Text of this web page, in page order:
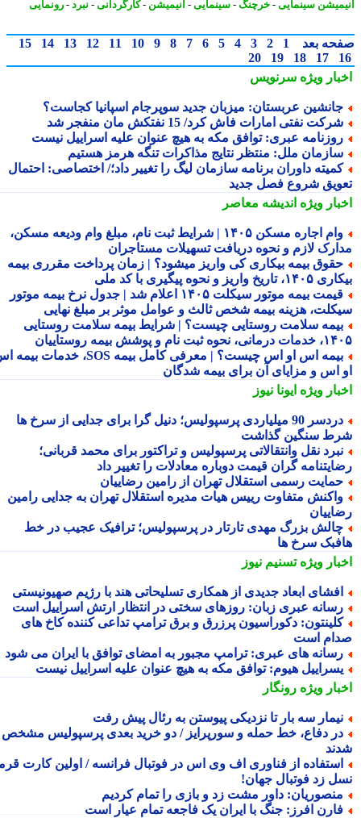
سینمایی-خرچنگ -سینمایی-انیمیشن-کارگردانی- نبرد -رونمایی
بعد 1
2
3
4
5
6
7
8
9
10
11
12
13
14
15
17
18
19
20
ویژهسرنویس
عربستان: میزبان جدید سوپرجام اسپانیا کجاست؟
نفتی امارات فاش کرد/ 15 نفتکش مان منفجر شد
عبری: توافق مکه به هیچ عنوان علیه اسراییل نیست
ملل: منتظر نتایج مذاکرات تنگه هرمز هستیم
داوران برنامه سازمان لیگ را تغییر داد؛/ اختصاصی: احتمال
شروع فصل جدید
ویژهاندیشه معاصر
وام اجاره مسکن ۱۴۰۵ | شرایط ثبت نام، مبلغ وام ودیعه مسکن،
لازم و نحوه دریافت تسهیلات مستاجران
بیمه بیکاری کی واریز میشود؟ | زمان پرداخت مقرری بیمه
واریز و نحوه پیگیری با کد ملی
قیمت بیمه موتور سیکلت ۱۴۰۵ اعلام شد | جدول نرخ بیمه موتور
هزینه بیمه شخص ثالث و عوامل موثر بر مبلغ نهایی
سلامت روستایی چیست؟ | شرایط بیمه سلامت روستایی
نام و پوشش بیمه روستاییان
بیمه اس او اس چیست؟ | معرفی کامل بیمه SOS، خدمات بیمه اس
اس و مزایای آن برای بیمه شدگان
ویژهایونا نیوز
دردسر 90 میلیاردی پرسپولیس؛ دنیل گرا برای جدایی از سرخ ها
سنگین گذاشت
نقل وانتقالاتی پرسپولیس و تراکتور برای محمد قربانی؛
گران قیمت دوباره معادلات را تغییر داد
رسمی استقلال تهران از رامین رضاییان
متفاوت رییس هیات مدیره استقلال تهران به جدایی رامین
بزرگ مهدی تارتار در پرسپولیس؛ ترافیک عجیب در خط
سرخ ها
ویژهتسنیم نیوز
ابعاد جدیدی از همکاری تسلیحاتی هند با رژیم صهیونیستی
عبری زبان: روزهای سختی در انتظار ارتش اسراییل است
دکوراسیون پرزرق و برق ترامپ تداعی کننده کاخ های
است
های عبری: ترامپ مجبور به امضای توافق با ایران می شود
هیوم: توافق مکه به هیچ عنوان علیه اسراییل نیست
ویژهرونگار
سه بار تا نزدیکی پیوستن به رئال پیش رفت
دفاع، خط حمله و سورپرایز / دو خرید بعدی پرسپولیس مشخص
از فناوری اف وی اس در فوتبال فرانسه / اولین کارت قرمز
زد فوتبال جهان!
داور مشت زد و بازی را تمام کردیم
افرز: جنگ با ایران یک فاجعه تمام عیار است